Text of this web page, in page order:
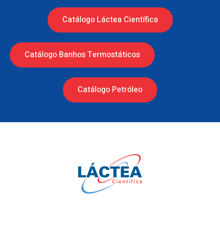
Catálogo Láctea Científica
Catálogo Banhos Termostáticos
Catálogo Petróleo